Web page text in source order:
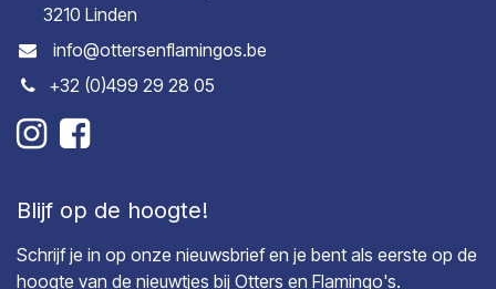
3210 Linden
info@ottersenflamingos.be
+32 (0)499 29 28 05
Blijf op de hoogte!
Schrijf je in op onze nieuwsbrief en je bent als eerste op de
hoogte van de nieuwtjes bij Otters en Flamingo's.